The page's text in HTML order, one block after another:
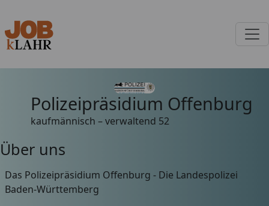
Polizeipräsidium Offenburg
kaufmännisch – verwaltend 52
Über uns
Das Polizeipräsidium Offenburg - Die Landespolizei
Baden-Württemberg